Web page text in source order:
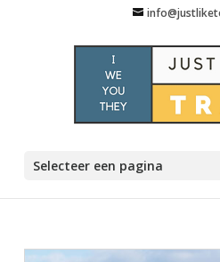
Selecteer een pagina